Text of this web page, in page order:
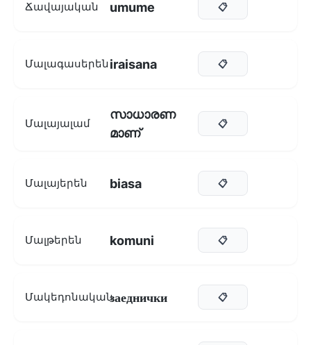
Ճավայական umume 📋
Մալագասերենiraisana 📋
Մալայալամ
സാധാരണ
മാണ്
📋
Մալայերեն biasa 📋
Մալթերեն komuni 📋
Մակեդոնականзаеднички 📋